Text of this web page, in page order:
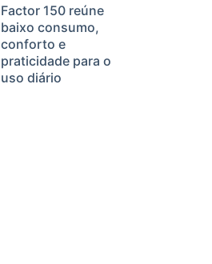
Factor 150 reúne
baixo consumo,
conforto e
praticidade para o
uso diário